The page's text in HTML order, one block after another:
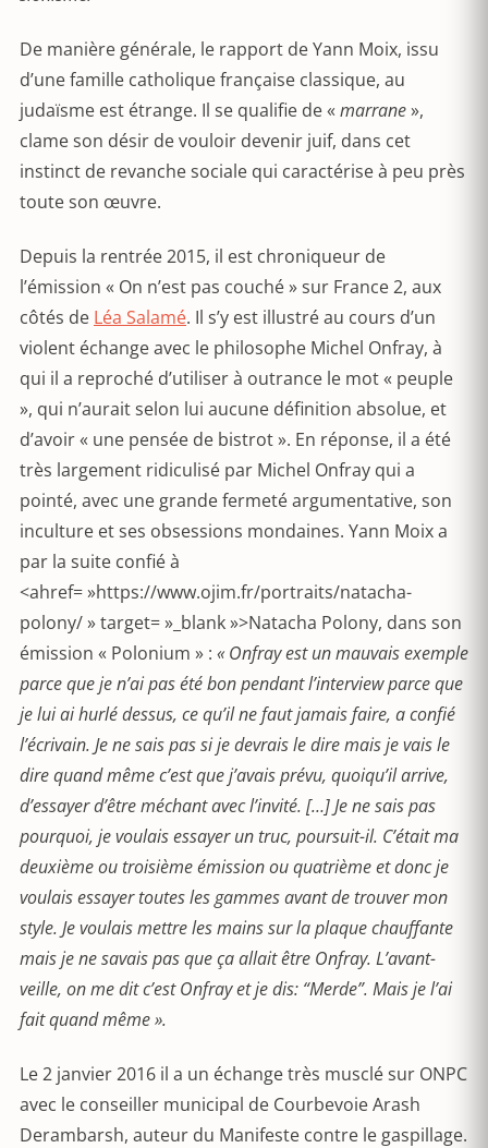
De manière générale, le rapport de Yann Moix, issu
d’une famille catholique française classique, au
judaïsme est étrange. Il se qualifie de « marrane»,
clame son désir de vouloir devenir juif, dans cet
instinct de revanche sociale qui caractérise à peu près
toute son œuvre.
Depuis la rentrée 2015, il est chroniqueur de
l’émission « On n’est pas couché » sur France 2, aux
côtés de Léa Salamé. Il s’y est illustré au cours d’un
violent échange avec le philosophe Michel Onfray, à
qui il a reproché d’utiliser à outrance le mot « peuple
», qui n’aurait selon lui aucune définition absolue, et
d’avoir « une pensée de bistrot ». En réponse, il a été
très largement ridiculisé par Michel Onfray qui a
pointé, avec une grande fermeté argumentative, son
inculture et ses obsessions mondaines. Yann Moix a
par la suite confié à
<ahref= »https://www.ojim.fr/portraits/natacha-
polony/ » target= »_blank »>Natacha Polony, dans son
émission « Polonium » : « Onfray est un mauvais exemple
parce que je n’ai pas été bon pendant l’interview parce que
je lui ai hurlé dessus, ce qu’il ne faut jamais faire, a confié
l’écrivain. Je ne sais pas si je devrais le dire mais je vais le
dire quand même c’est que j’avais prévu, quoiqu’il arrive,
d’essayer d’être méchant avec l’invité. […] Je ne sais pas
pourquoi, je voulais essayer un truc, poursuit-il. C’était ma
deuxième ou troisième émission ou quatrième et donc je
voulais essayer toutes les gammes avant de trouver mon
style. Je voulais mettre les mains sur la plaque chauffante
mais je ne savais pas que ça allait être Onfray. L’avant-
veille, on me dit c’est Onfray et je dis: “Merde”. Mais je l’ai
fait quand même ».
Le 2 janvier 2016 il a un échange très musclé sur ONPC
avec le conseiller municipal de Courbevoie Arash
Derambarsh, auteur du Manifeste contre le gaspillage.